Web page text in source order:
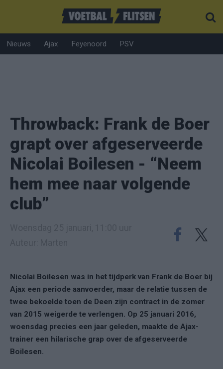
Nieuws Ajax Feyenoord PSV
Throwback: Frank de Boer
grapt over afgeserveerde
Nicolai Boilesen - “Neem
hem mee naar volgende
club”
Nicolai Boilesen was in het tijdperk van Frank de Boer bij
Ajax een periode aanvoerder, maar de relatie tussen de
twee bekoelde toen de Deen zijn contract in de zomer
van 2015 weigerde te verlengen. Op 25 januari 2016,
woensdag precies een jaar geleden, maakte de Ajax-
trainer een hilarische grap over de afgeserveerde
Boilesen.